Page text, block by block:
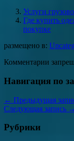
Услуги
Где купить
покупке
размещено в:
Комментарии
Навигация по
← Предыдущая
Следующая запись →
Рубрики